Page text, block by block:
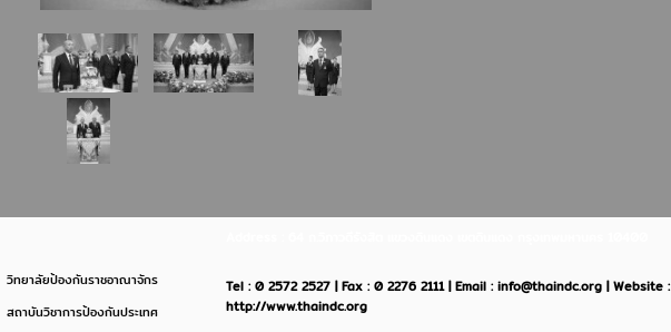
วิทยาลัยป้องกันราชอาณาจักร
สถาบันวิชาการป้องกันประเทศ
Tel : 0 2572 2527 | Fax : 0 2276 2111 | Email : info@thaindc.org | Website :
http://www.thaindc.org